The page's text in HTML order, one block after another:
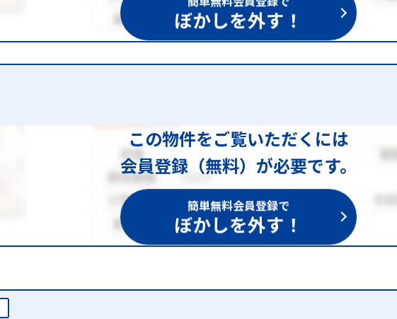
ぼかしを外す！
この物件をご覧いただくには
会員登録（無料）が必要です。
簡単無料会員登録で
ぼかしを外す！